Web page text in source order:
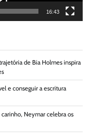
16:43
de Bia Holmes inspira
e conseguir a escritura
Neymar celebra os